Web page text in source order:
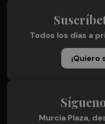
Todos los días a
Murcia Plaza,